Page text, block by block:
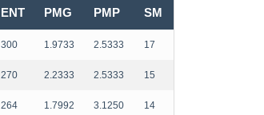
ENT PMG PMP SM
300 1.9733 2.5333 17
270 2.2333 2.5333 15
264 1.7992 3.1250 14